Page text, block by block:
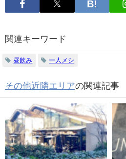
関連キーワード
昼飲み 一人メシ
その他近隣エリアの関連記事